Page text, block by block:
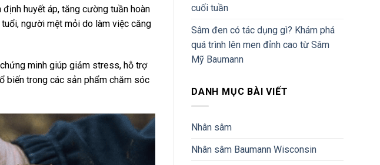
định huyết áp, tăng cường tuần hoàn
người mệt mỏi do làm việc căng
minh giúp giảm stress, hỗ trợ
biến trong các sản phẩm chăm sóc
cuối tuần
Sâm đen có tác dụng gì? Khám phá
quá trình lên men đỉnh cao từ Sâm
Mỹ Baumann
DANH MỤC BÀI VIẾT
Nhân sâm
Nhân sâm Baumann Wisconsin